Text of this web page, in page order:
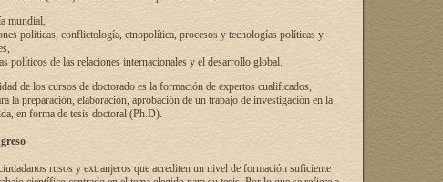
mundial,
políticas, conflictología, etnopolítica, procesos y tecnologías políticas y
políticos de las relaciones internacionales y el desarrollo global.
de los cursos de doctorado es la formación de expertos cualificados,
la preparación, elaboración, aprobación de un trabajo de investigación en la
en forma de tesis doctoral (Ph.D).
rusos y extranjeros que acrediten un nivel de formación suficiente